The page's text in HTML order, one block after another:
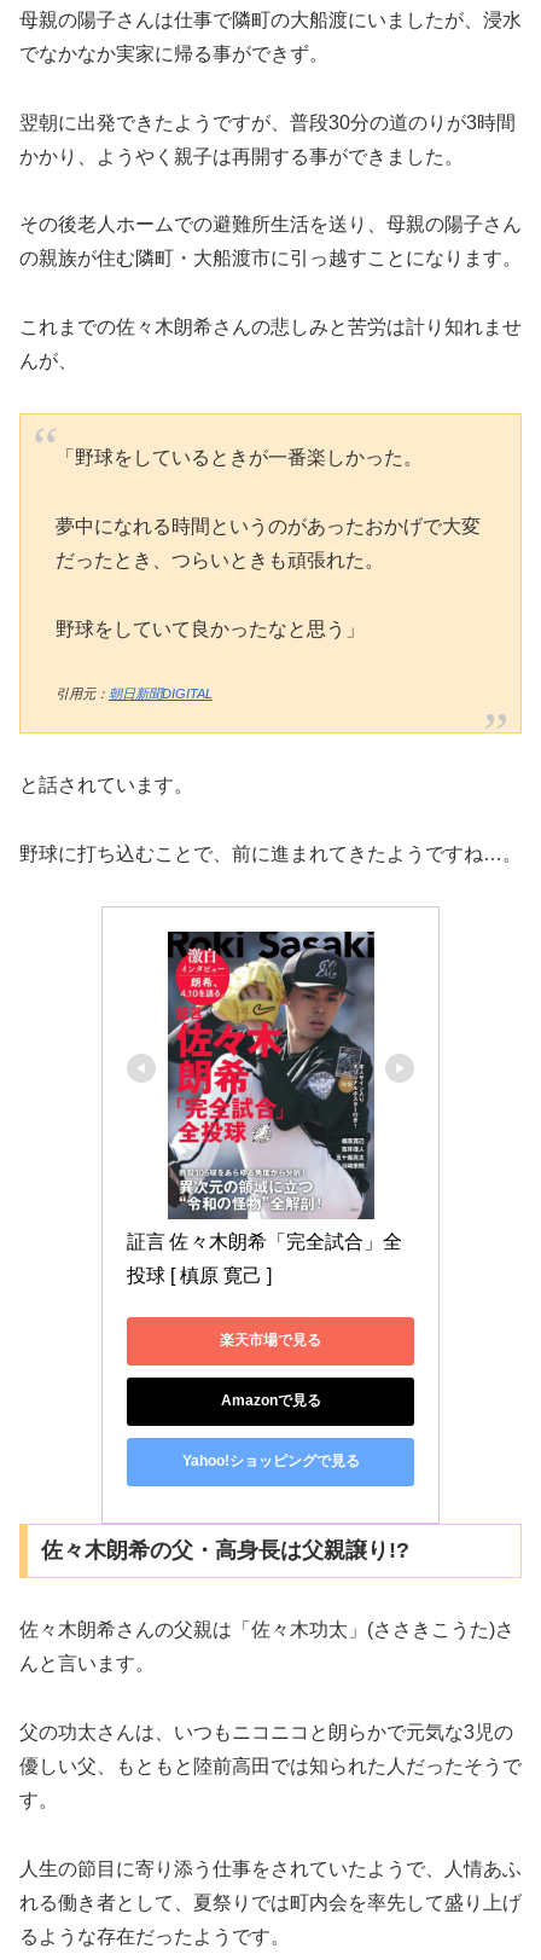
母親の陽子さんは仕事で隣町の大船渡にいましたが、浸水
でなかなか実家に帰る事ができず。
翌朝に出発できたようですが、普段30分の道のりが3時間
かかり、ようやく親子は再開する事ができました。
その後老人ホームでの避難所生活を送り、母親の陽子さん
の親族が住む隣町・大船渡市に引っ越すことになります。
これまでの佐々木朗希さんの悲しみと苦労は計り知れませ
んが、
「野球をしているときが一番楽しかった。
夢中になれる時間というのがあったおかげで大変
だったとき、つらいときも頑張れた。
野球をしていて良かったなと思う」
引用元： 朝日新聞DIGITAL
と話されています。
野球に打ち込むことで、前に進まれてきたようですね…。
証言 佐々木朗希「完全試合」全
投球 [ 槙原 寛己 ]
楽天市場で見る
Amazonで見る
Yahoo!ショッピングで見る
佐々木朗希の父・高身長は父親譲り!?
佐々木朗希さんの父親は「佐々木功太」(ささきこうた)さ
んと言います。
父の功太さんは、いつもニコニコと朗らかで元気な3児の
優しい父、もともと陸前高田では知られた人だったそうで
す。
人生の節目に寄り添う仕事をされていたようで、人情あふ
れる働き者として、夏祭りでは町内会を率先して盛り上げ
るような存在だったようです。